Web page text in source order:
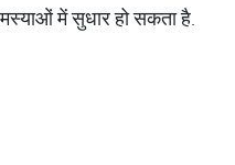
में सुधार हो सकता है.